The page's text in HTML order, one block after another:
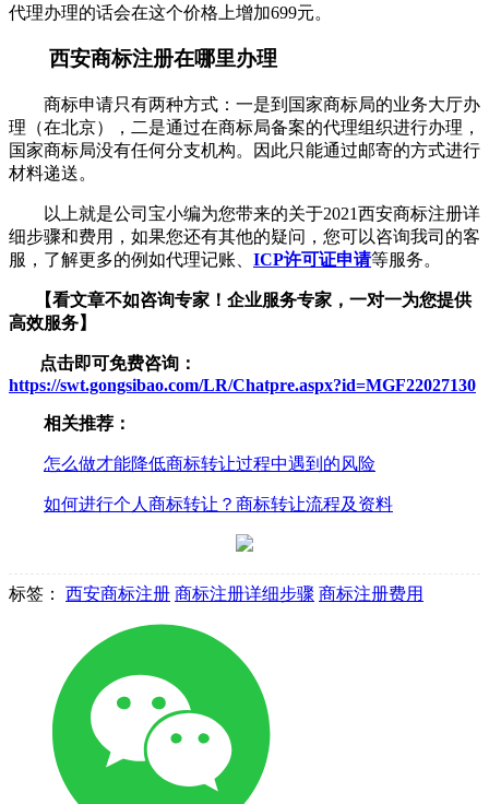
代理办理的话会在这个价格上增加699元。
西安商标注册在哪里办理
商标申请只有两种方式：一是到国家商标局的业务大厅办
理（在北京），二是通过在商标局备案的代理组织进行办理，
国家商标局没有任何分支机构。因此只能通过邮寄的方式进行
材料递送。
以上就是公司宝小编为您带来的关于2021西安商标注册详
细步骤和费用，如果您还有其他的疑问，您可以咨询我司的客
服，了解更多的例如代理记账、 ICP许可证申请等服务。
【看文章不如咨询专家！企业服务专家，一对一为您提供
高效服务】
点击即可免费咨询：
https://swt.gongsibao.com/LR/Chatpre.aspx?id=MGF22027130
相关推荐：
怎么做才能降低商标转让过程中遇到的风险
如何进行个人商标转让？商标转让流程及资料
标签： 西安商标注册 商标注册详细步骤 商标注册费用